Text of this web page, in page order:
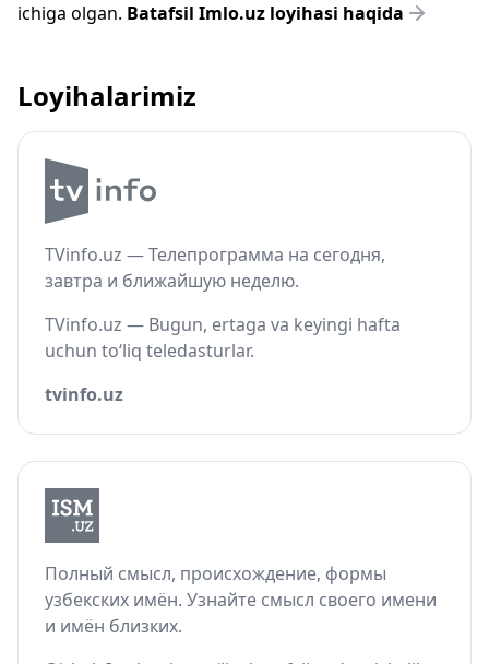
ichiga olgan. Batafsil Imlo.uz loyihasi haqida
Loyihalarimiz
TVinfo.uz — Телепрограмма на сегодня,
завтра и ближайшую неделю.
TVinfo.uz — Bugun, ertaga va keyingi hafta
uchun to‘liq teledasturlar.
tvinfo.uz
Полный смысл, происхождение, формы
узбекских имён. Узнайте смысл своего имени
и имён близких.